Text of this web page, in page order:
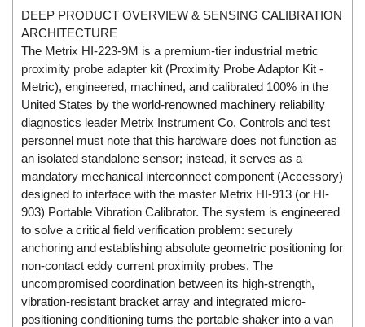
Dixon Valve
Doctor Led Vietnam
DOLD - Autho ANS
Dold Vietnam
Dongdo Tech
Donghwa Valve
Dongkun
Dosing Pump
DR. NEUMANN Peltier-Technik
Driesen Kern
Dropsa Vietnam
Druck
DSTI
DEEP PRODUCT OVERVIEW & SENSING CALIBRATION
ARCHITECTURE
The Metrix HI-223-9M is a premium-tier industrial metric
proximity probe adapter kit (Proximity Probe Adaptor Kit -
Metric), engineered, machined, and calibrated 100% in the
United States by the world-renowned machinery reliability
diagnostics leader Metrix Instrument Co. Controls and test
personnel must note that this hardware does not function as
an isolated standalone sensor; instead, it serves as a
mandatory mechanical interconnect component (Accessory)
designed to interface with the master Metrix HI-913 (or HI-
903) Portable Vibration Calibrator. The system is engineered
to solve a critical field verification problem: securely
anchoring and establishing absolute geometric positioning for
non-contact eddy current proximity probes. The
uncompromised coordination between its high-strength,
vibration-resistant bracket array and integrated micro-
positioning conditioning turns the portable shaker into a vạn